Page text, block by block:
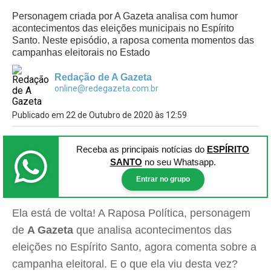
Personagem criada por A Gazeta analisa com humor
acontecimentos das eleições municipais no Espírito
Santo. Neste episódio, a raposa comenta momentos das
campanhas eleitorais no Estado
Redação de A Gazeta
online@redegazeta.com.br
Publicado em 22 de Outubro de 2020 às 12:59
Receba as principais notícias do ESPÍRITO
SANTO no seu Whatsapp.
Entrar no grupo
Ela está de volta! A Raposa Política, personagem
de A Gazeta que analisa acontecimentos das
eleições no Espírito Santo, agora comenta sobre a
campanha eleitoral. E o que ela viu desta vez?